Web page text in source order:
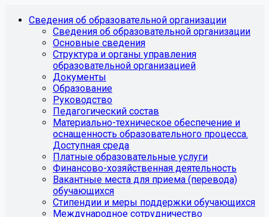
Сведения об образовательной организации
Сведения об образовательной организации
Основные сведения
Структура и органы управления
образовательной организацией
Документы
Образование
Руководство
Педагогический состав
Материально-техническое обеспечение и
оснащенность образовательного процесса.
Доступная среда
Платные образовательные услуги
Финансово-хозяйственная деятельность
Вакантные места для приема (перевода)
обучающихся
Стипендии и меры поддержки обучающихся
Международное сотрудничество